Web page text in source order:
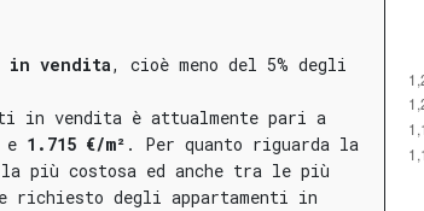
in vendita, cioè meno del 5% degli
in vendita è attualmente pari a
e 1.715 €/m² . Per quanto riguarda la
più costosa ed anche tra le più
richiesto degli appartamenti in